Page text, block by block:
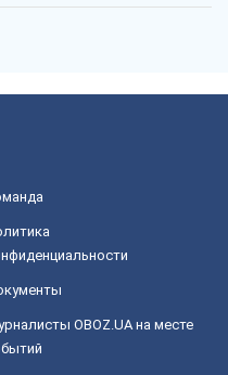
OBOZ.UA на месте